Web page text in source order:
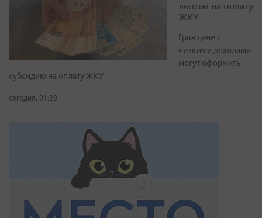
льготы на оплату
ЖКУ
Граждане с
низкими доходами
могут оформить
субсидию на оплату ЖКУ
сегодня, 01:28